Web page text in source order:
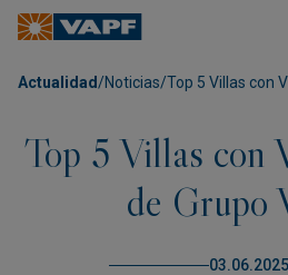
Actualidad /Noticias/Top 5 Villas con
Top 5 Villas con
de Grupo
03.06.2025